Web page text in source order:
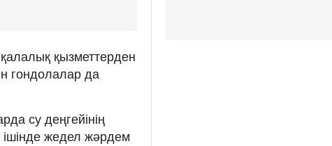
қызметтерден
гондолалар да
су деңгейінің
ішінде жедел жәрдем